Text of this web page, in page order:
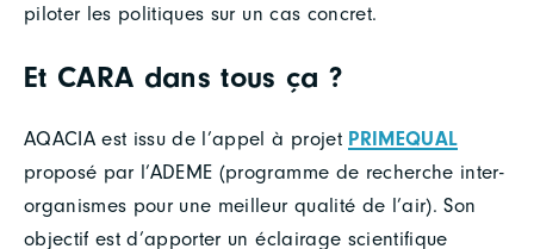
piloter les politiques sur un cas concret.
Et CARA dans tous ça ?
AQACIA est issu de l’appel à projet PRIMEQUAL
proposé par l’ADEME (programme de recherche inter-
organismes pour une meilleur qualité de l’air). Son
objectif est d’apporter un éclairage scientifique